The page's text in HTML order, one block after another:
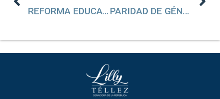
REFORMA EDUCATIVA
PARIDAD DE GÉNERO